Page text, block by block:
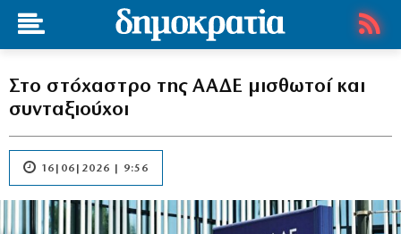
Στο στόχαστρο της ΑΑΔΕ μισθωτοί και
συνταξιούχοι
16|06|2026 | 9:56